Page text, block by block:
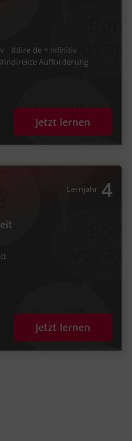
#dire de + Infinitiv
#indirekte Aufforderung
Jetzt lernen
Lernjahr 4
Jetzt lernen